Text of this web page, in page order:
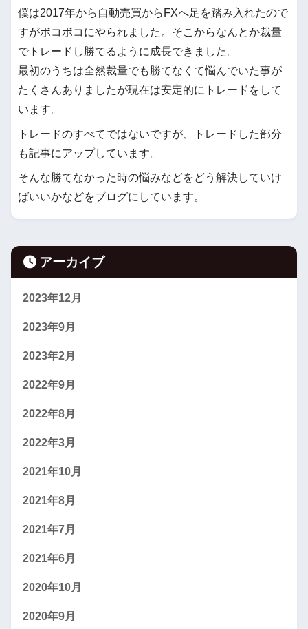
僕は2017年から自動売買からFXへ足を踏み入れたので
すがボコボコにやられました。そこからなんとか裁量
でトレードし勝てるように成長できました。
最初のうちは全然裁量でも勝てなくて悩んでいた事が
たくさんありましたが現在は安定的にトレードをして
います。
トレードのすべてではないですが、トレードした部分
も記事にアップしています。
そんな勝てなかった時の悩みなどをどう解決していけ
ばいいかなどをブログにしています。
アーカイブ
2023年12月
2023年9月
2023年2月
2022年9月
2022年8月
2022年3月
2021年10月
2021年8月
2021年7月
2021年6月
2020年10月
2020年9月